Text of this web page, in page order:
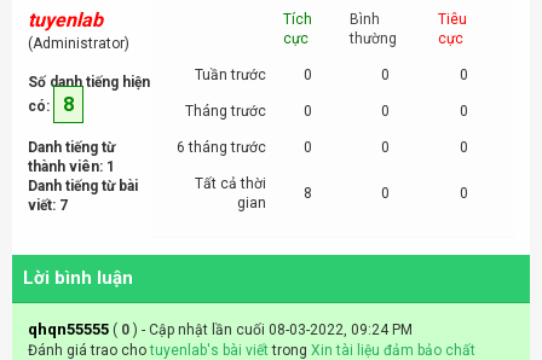
tuyenlab
(Administrator)
Số danh tiếng hiện
có:
8
Danh tiếng từ
thành viên: 1
Danh tiếng từ bài
viết: 7
Tích
cực
Bình
thường
Tiêu
cực
Tuần trước 0 0 0
Tháng trước 0 0 0
6 tháng trước 0 0 0
Tất cả thời
gian
8 0 0
Lời bình luận
qhqn55555 ( 0 ) - Cập nhật lần cuối 08-03-2022, 09:24 PM
Đánh giá trao chotuyenlab's bài viếttrong Xin tài liệu đảm bảo chất